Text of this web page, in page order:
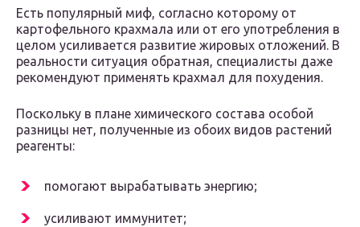
Есть популярный миф, согласно которому от
картофельного крахмала или от его употребления в
целом усиливается развитие жировых отложений. В
реальности ситуация обратная, специалисты даже
рекомендуют применять крахмал для похудения.
Поскольку в плане химического состава особой
разницы нет, полученные из обоих видов растений
реагенты:
помогают вырабатывать энергию;
усиливают иммунитет;